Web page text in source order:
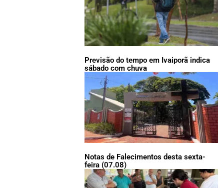
Previsão do tempo em Ivaiporã indica
sábado com chuva
Notas de Falecimentos desta sexta-
feira (07.08)